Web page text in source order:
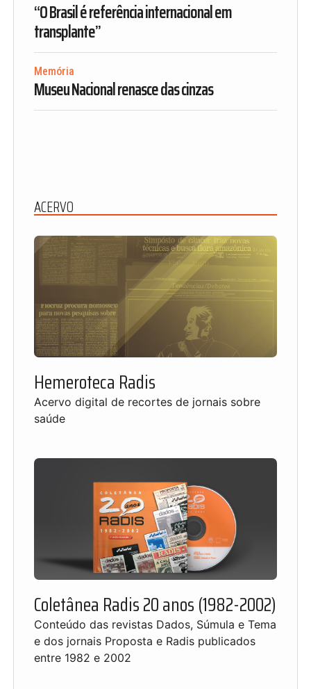
“O Brasil é referência internacional em
transplante”
Memória
Museu Nacional renasce das cinzas
ACERVO
Hemeroteca Radis
Acervo digital de recortes de jornais sobre
saúde
Coletânea Radis 20 anos (1982-2002)
Conteúdo das revistas Dados, Súmula e Tema
e dos jornais Proposta e Radis publicados
entre 1982 e 2002